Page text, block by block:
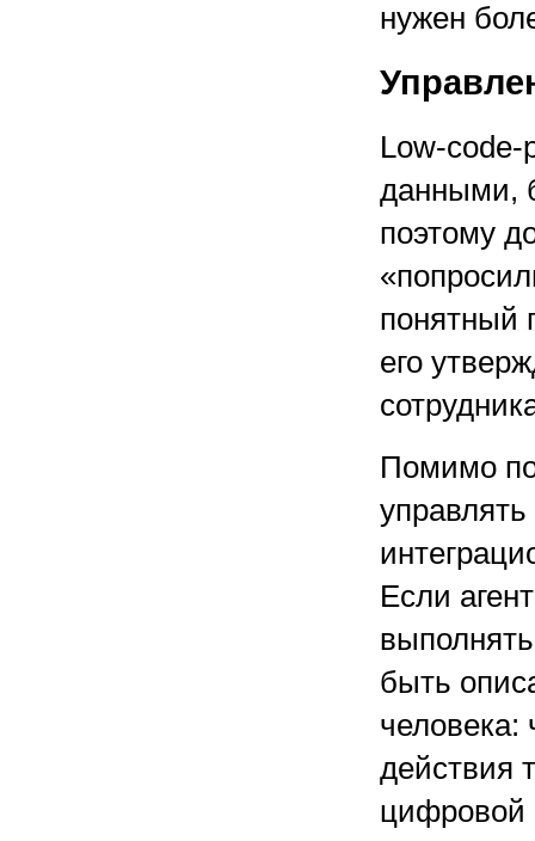
нужен
Low-code-
данными,
поэтому
понятный
его
Помимо
Если
быть
человека:
действия
цифровой